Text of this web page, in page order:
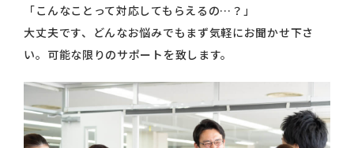
「こんなことって対応してもらえるの…？」
大丈夫です、どんなお悩みでもまず気軽にお聞かせ下さ
い。可能な限りのサポートを致します。